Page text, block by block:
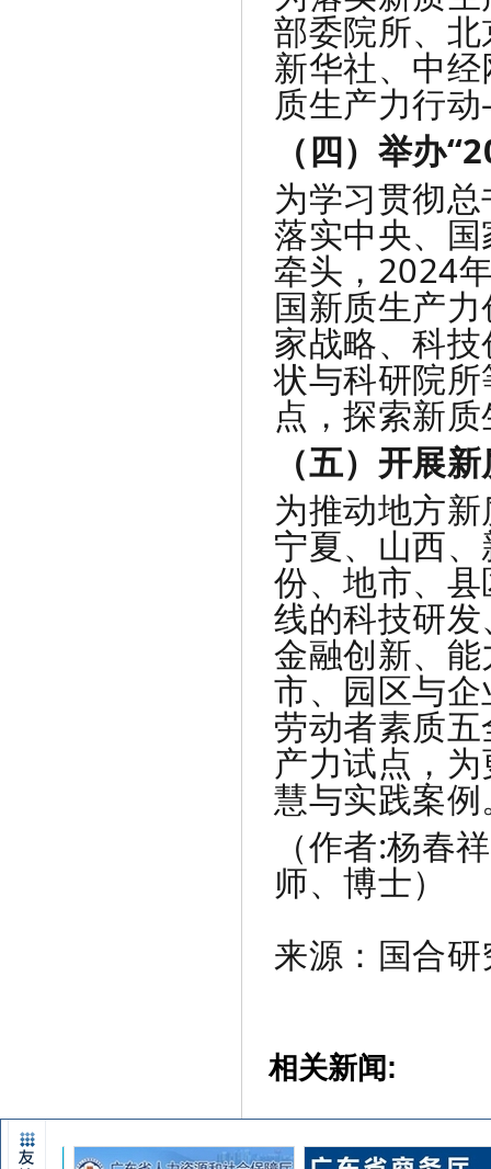
部委院所、
新华社、中
质生产力行
（四）举办
为学习贯彻
落实中央、
牵头，2024
国新质生产
家战略、科
状与科研院
点，探索新
（五）开展
为推动地方
宁夏、山西
份、地市、
线的科技研
金融创新、
市、园区与
劳动者素质
产力试点，
慧与实践案例
（作者:杨春
师、博士）
来源：国合
相关新闻: